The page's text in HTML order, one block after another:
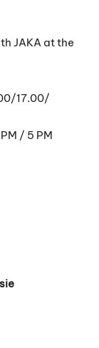
JAKA at the
17.00/
/ 5 PM